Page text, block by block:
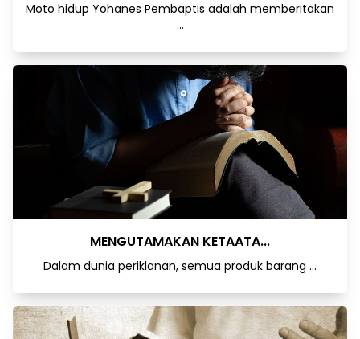
Moto hidup Yohanes Pembaptis adalah memberitakan
...
MENGUTAMAKAN KETAATA...
Dalam dunia periklanan, semua produk barang ...